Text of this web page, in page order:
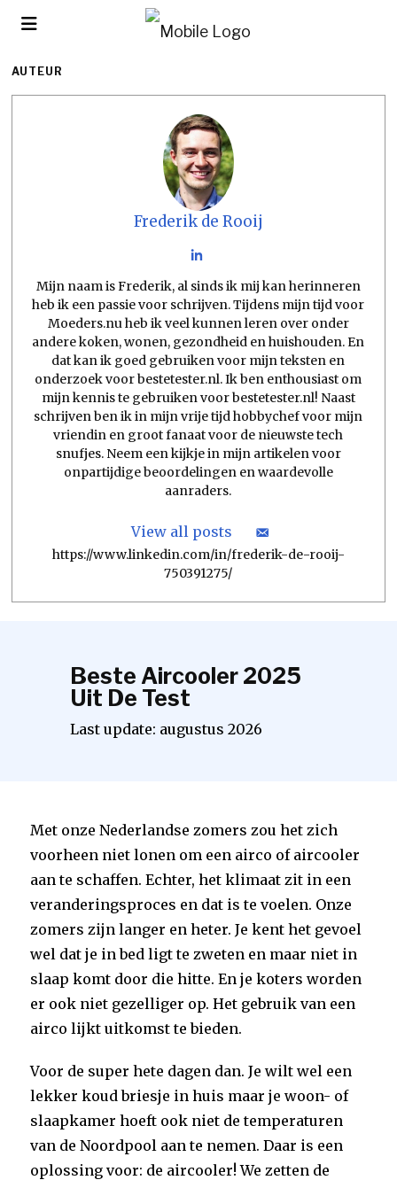
AUTEUR
Frederik de Rooij
Mijn naam is Frederik, al sinds ik mij kan herinneren
heb ik een passie voor schrijven. Tijdens mijn tijd voor
Moeders.nu heb ik veel kunnen leren over onder
andere koken, wonen, gezondheid en huishouden. En
dat kan ik goed gebruiken voor mijn teksten en
onderzoek voor bestetester.nl. Ik ben enthousiast om
mijn kennis te gebruiken voor bestetester.nl! Naast
schrijven ben ik in mijn vrije tijd hobbychef voor mijn
vriendin en groot fanaat voor de nieuwste tech
snufjes. Neem een kijkje in mijn artikelen voor
onpartijdige beoordelingen en waardevolle
aanraders.
View all posts
https://www.linkedin.com/in/frederik-de-rooij-
750391275/
Beste Aircooler 2025
Uit De Test
Last update: augustus 2026
Met onze Nederlandse zomers zou het zich
voorheen niet lonen om een airco of aircooler
aan te schaffen. Echter, het klimaat zit in een
veranderingsproces en dat is te voelen. Onze
zomers zijn langer en heter. Je kent het gevoel
wel dat je in bed ligt te zweten en maar niet in
slaap komt door die hitte. En je koters worden
er ook niet gezelliger op. Het gebruik van een
airco lijkt uitkomst te bieden.
Voor de super hete dagen dan. Je wilt wel een
lekker koud briesje in huis maar je woon- of
slaapkamer hoeft ook niet de temperaturen
van de Noordpool aan te nemen. Daar is een
oplossing voor: de aircooler! We zetten de